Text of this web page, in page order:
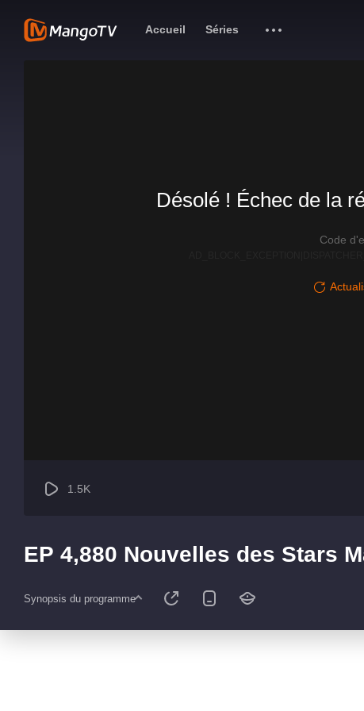
Accueil Séries
Désolé ! Échec de la
Code
1.5K
EP 4,880 Nouvelles des Stars
Synopsis du programme